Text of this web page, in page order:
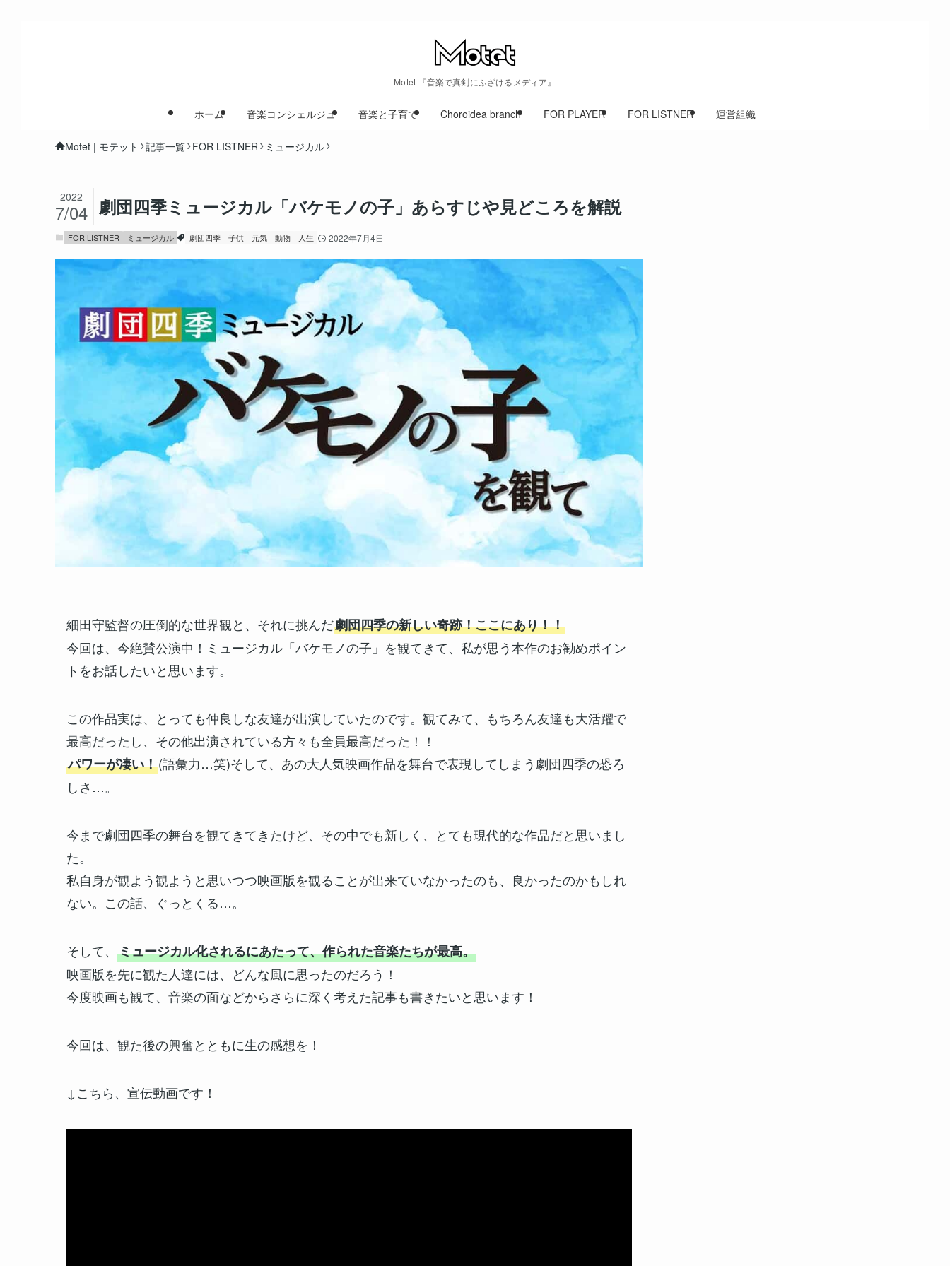
Motet 『音楽で真剣にふざけるメディア』
ホーム 音楽コンシェルジュ 音楽と子育て Choroidea branch FOR PLAYER FOR LISTNER 運営組織
Motet | モテット 記事一覧 FOR LISTNER ミュージカル
劇団四季ミュージカル「バケモノの子」あらすじや見どころを解説
2022
7/04
FOR LISTNER ミュージカル 劇団四季 子供 元気 動物 人生 2022年7月4日
細田守監督の圧倒的な世界観と、それに挑んだ劇団四季の新しい奇跡！ここにあり！！
今回は、今絶賛公演中！ミュージカル「バケモノの子」を観てきて、私が思う本作のお勧めポイン
トをお話したいと思います。
この作品実は、とっても仲良しな友達が出演していたのです。観てみて、もちろん友達も大活躍で
最高だったし、その他出演されている方々も全員最高だった！！
パワーが凄い！(語彙力…笑)そして、あの大人気映画作品を舞台で表現してしまう劇団四季の恐ろ
しさ…。
今まで劇団四季の舞台を観てきてきたけど、その中でも新しく、とても現代的な作品だと思いまし
た。
私自身が観よう観ようと思いつつ映画版を観ることが出来ていなかったのも、良かったのかもしれ
ない。この話、ぐっとくる…。
そして、 ミュージカル化されるにあたって、作られた音楽たちが最高。
映画版を先に観た人達には、どんな風に思ったのだろう！
今度映画も観て、音楽の面などからさらに深く考えた記事も書きたいと思います！
今回は、観た後の興奮とともに生の感想を！
↓こちら、宣伝動画です！